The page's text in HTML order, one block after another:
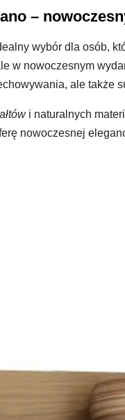
–
wybór dla osób,
w nowoczesnym
ale także
i naturalnych
nowoczesnej